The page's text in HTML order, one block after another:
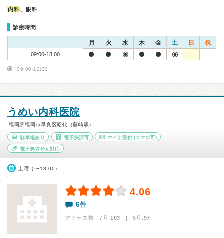
内科、眼科
診療時間
月 火 水 木 金 土 日 祝
09:00-18:00
09:00-12:30
うめい内科医院
福岡県福岡市早良区昭代（藤崎駅）
駐車場あり 電子決済可 マイナ受付 (スマホ可)
電子処方せん対応
土曜（〜13:00）
4.06
6件
アクセス数 7月:103 | 6月:97